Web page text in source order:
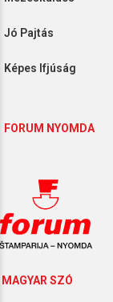
Pajtás
Ifjúság
FORUM NYOMDA
MAGYAR SZÓ